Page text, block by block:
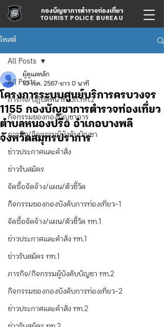
กองบัญชาการตำรวจท่องเที่ยว
TOURIST POLICE BUREAU
โพสต์
All Posts
ภารกิจ/ปฏิบัติหน้าที่ บก.ทท.2
กิจกรรมของกองบัญชาการ
ภารกิจ/กิจกรรมผู้บังคับบัญชา
ข่าวประกาศและคำสั่ง
ข่าวรับสมัคร
จัดซื้อจัดจ้าง/แผน/ตัวชี้วัด
กิจกรรมของกองบังคับการท่องเที่ยว-1
จัดซื้อจัดจ้าง/แผน/ตัวชี้วัด ทท.1
ข่าวประกาศและคำสั่ง ทท.1
ข่าวรับสมัคร ทท.1
ภารกิจ/กิจกรรมผู้บังคับบัญชา ทท.2
กิจกรรมของกองบังคับการท่องเที่ยว-2
ข่าวประกาศและคำสั่ง ทท.2
All Posts
โครงการระบบศูนย์บริการครบวงจร
1155 กองบัญชาการตำรวจท่องเที่ยว
ตำบลหนองปรือ อำเภอบางพลี
จังหวัดสมุทรปราการ
ผู้ดูแลหลัก
10 ก.ค. 2567 ยาว 0 นาที